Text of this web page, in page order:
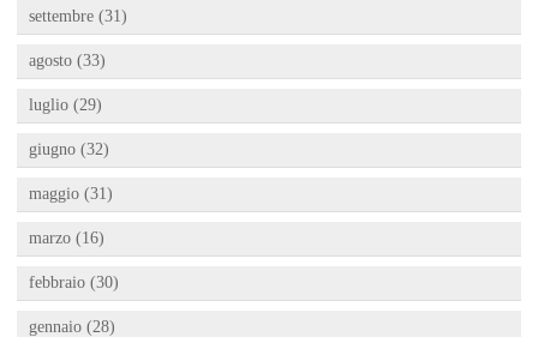
settembre (31)
agosto (33)
luglio (29)
giugno (32)
maggio (31)
marzo (16)
febbraio (30)
gennaio (28)